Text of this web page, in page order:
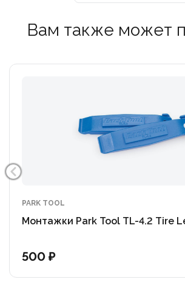
Вам также может
PARK TOOL
Монтажки Park Tool TL-4.2 Tire
500 ₽